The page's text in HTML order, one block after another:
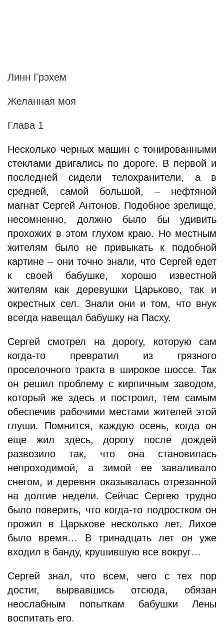
Линн Грэхем
Желанная моя
Глава 1
Несколько черных машин с тонированными
стеклами двигались по дороге. В первой и
последней сидели телохранители, а в
средней, самой большой, – нефтяной
магнат Сергей Антонов. Подобное зрелище,
несомненно, должно было бы удивить
прохожих в этом глухом краю. Но местным
жителям было не привыкать к подобной
картине – они точно знали, что Сергей едет
к своей бабушке, хорошо известной
жителям как деревушки Царьково, так и
окрестных сел. Знали они и том, что внук
всегда навещал бабушку на Пасху.
Сергей смотрел на дорогу, которую сам
когда-то превратил из грязного
проселочного тракта в широкое шоссе. Так
он решил проблему с кирпичным заводом,
который же здесь и построил, тем самым
обеспечив рабочими местами жителей этой
глуши. Помнится, каждую осень, когда он
еще жил здесь, дорогу после дождей
развозило так, что она становилась
непроходимой, а зимой ее заваливало
снегом, и деревня оказывалась отрезанной
на долгие недели. Сейчас Сергею трудно
было поверить, что когда-то подростком он
прожил в Царькове несколько лет. Лихое
было время… В тринадцать лет он уже
входил в банду, крушившую все вокруг…
Сергей знал, что всем, чего с тех пор
достиг, вырвавшись отсюда, обязан
неослабным попыткам бабушки Лены
воспитать его.